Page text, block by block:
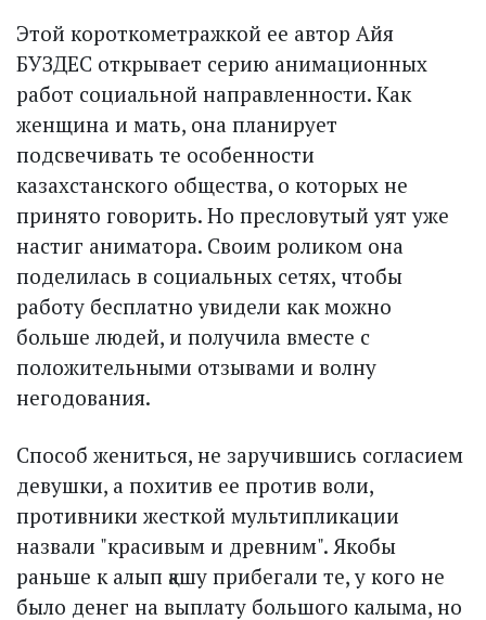
Этой короткометражкой ее автор Айя
БУЗДЕС открывает серию анимационных
работ социальной направленности. Как
женщина и мать, она планирует
подсвечивать те особенности
казахстанского общества, о которых не
принято говорить. Но пресловутый уят уже
настиг аниматора. Своим роликом она
поделилась в социальных сетях, чтобы
работу бесплатно увидели как можно
больше людей, и получила вместе с
положительными отзывами и волну
негодования.
Способ жениться, не заручившись согласием
девушки, а похитив ее против воли,
противники жесткой мультипликации
назвали "красивым и древним". Якобы
раньше к алып қашу прибегали те, у кого не
было денег на выплату большого калыма, но